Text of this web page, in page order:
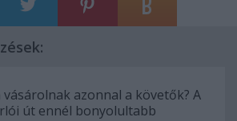
vásárolnak azonnal a követők? A
út ennél bonyolultabb